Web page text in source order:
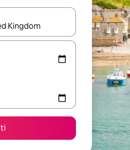
juos naršyti galite naudodami